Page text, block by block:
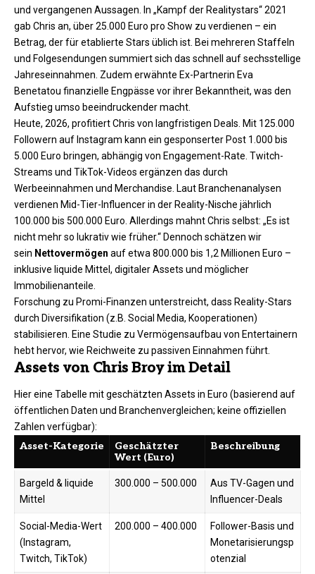
und vergangenen Aussagen. In „Kampf der Realitystars“ 2021
gab Chris an, über 25.000 Euro pro Show zu verdienen – ein
Betrag, der für etablierte Stars üblich ist. Bei mehreren Staffeln
und Folgesendungen summiert sich das schnell auf sechsstellige
Jahreseinnahmen. Zudem erwähnte Ex-Partnerin Eva
Benetatou finanzielle Engpässe vor ihrer Bekanntheit, was den
Aufstieg umso beeindruckender macht.
Heute, 2026, profitiert Chris von langfristigen Deals. Mit 125.000
Followern auf Instagram kann ein gesponserter Post 1.000 bis
5.000 Euro bringen, abhängig von Engagement-Rate. Twitch-
Streams und TikTok-Videos ergänzen das durch
Werbeeinnahmen und Merchandise. Laut Branchenanalysen
verdienen Mid-Tier-Influencer in der Reality-Nische jährlich
100.000 bis 500.000 Euro. Allerdings mahnt Chris selbst: „Es ist
nicht mehr so lukrativ wie früher.“ Dennoch schätzen wir
sein Nettovermögen auf etwa 800.000 bis 1,2 Millionen Euro –
inklusive liquide Mittel, digitaler Assets und möglicher
Immobilienanteile.
Forschung zu Promi-Finanzen unterstreicht, dass Reality-Stars
durch Diversifikation (z.B. Social Media, Kooperationen)
stabilisieren. Eine Studie zu Vermögensaufbau von Entertainern
hebt hervor, wie Reichweite zu passiven Einnahmen führt.​
Assets von Chris Broy im Detail
Hier eine Tabelle mit geschätzten Assets in Euro (basierend auf
öffentlichen Daten und Branchenvergleichen; keine offiziellen
Zahlen verfügbar):
Asset-Kategorie
Geschätzter
Wert (Euro)
Beschreibung
Bargeld & liquide
Mittel
300.000 – 500.000
Aus TV-Gagen und
Influencer-Deals
Social-Media-Wert
(Instagram,
Twitch, TikTok)
200.000 – 400.000
Follower-Basis und
Monetarisierungsp
otenzial ​